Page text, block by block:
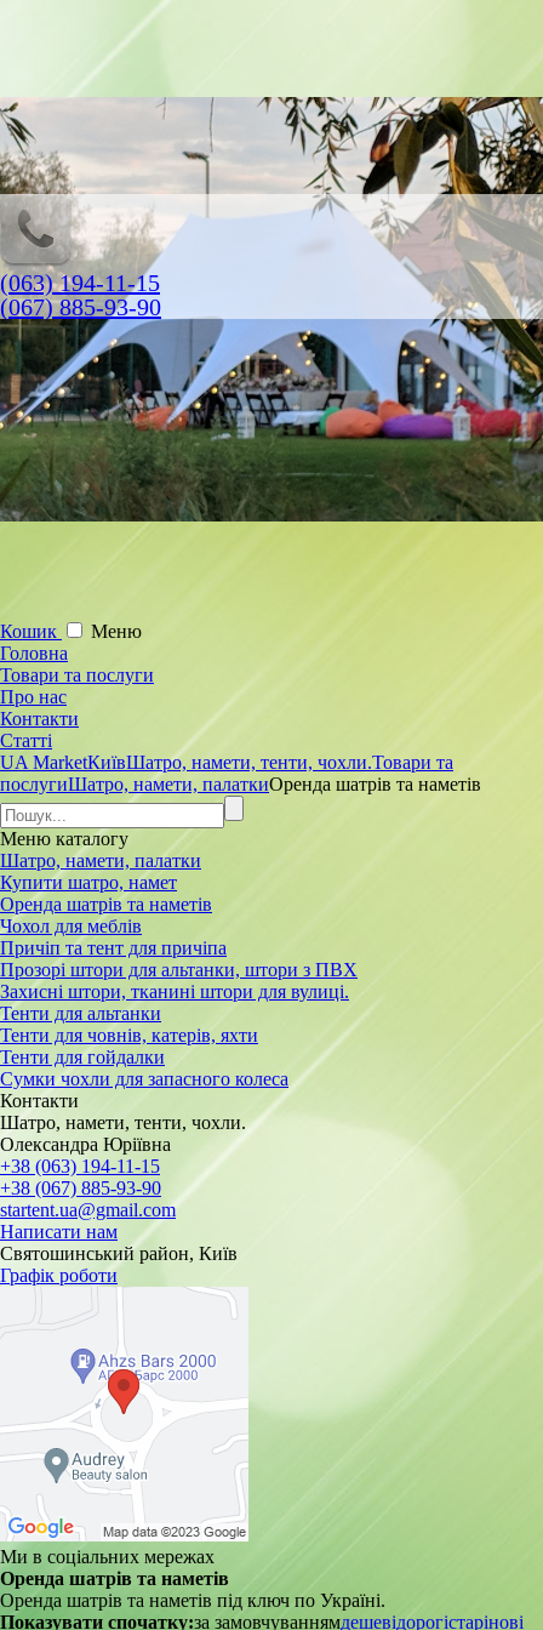
(063) 194-11-15
(067) 885-93-90
Кошик
Меню
Головна
Товари та послуги
Про нас
Контакти
Статті
UA MarketКиївШатро, намети, тенти, чохли.Товари та
послугиШатро, намети, палаткиОренда шатрів та наметів
Меню каталогу
Шатро, намети, палатки
Купити шатро, намет
Оренда шатрів та наметів
Чохол для меблів
Причіп та тент для причіпа
Прозорі штори для альтанки, штори з ПВХ
Захисні штори, тканині штори для вулиці.
Тенти для альтанки
Тенти для човнів, катерів, яхти
Тенти для гойдалки
Сумки чохли для запасного колеса
Контакти
Шатро, намети, тенти, чохли.
Олександра Юріївна
+38 (063) 194-11-15
+38 (067) 885-93-90
startent.ua@gmail.com
Написати нам
Святошинський район, Київ
Графік роботи
Ми в соціальних мережах
Оренда шатрів та наметів
Оренда шатрів та наметів під ключ по Україні.
Показувати спочатку:за замовчуваннямдешевідорогістарінові